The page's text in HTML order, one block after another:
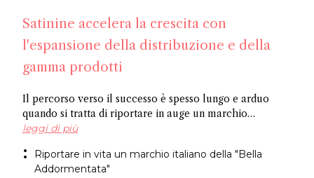
Satinine accelera la crescita con
l'espansione della distribuzione e della
gamma prodotti
Il percorso verso il successo è spesso lungo e arduo
quando si tratta di riportare in auge un marchio
dimenticato. Officina Satine ha radici che risalgono al
riscosso successo commerciale in Italia tra le due
guerre. Ora, un ex dirigente di Fueguia 1833 è alla guida
leggi di più
Riportare in vita un marchio italiano della "Bella
Addormentata"